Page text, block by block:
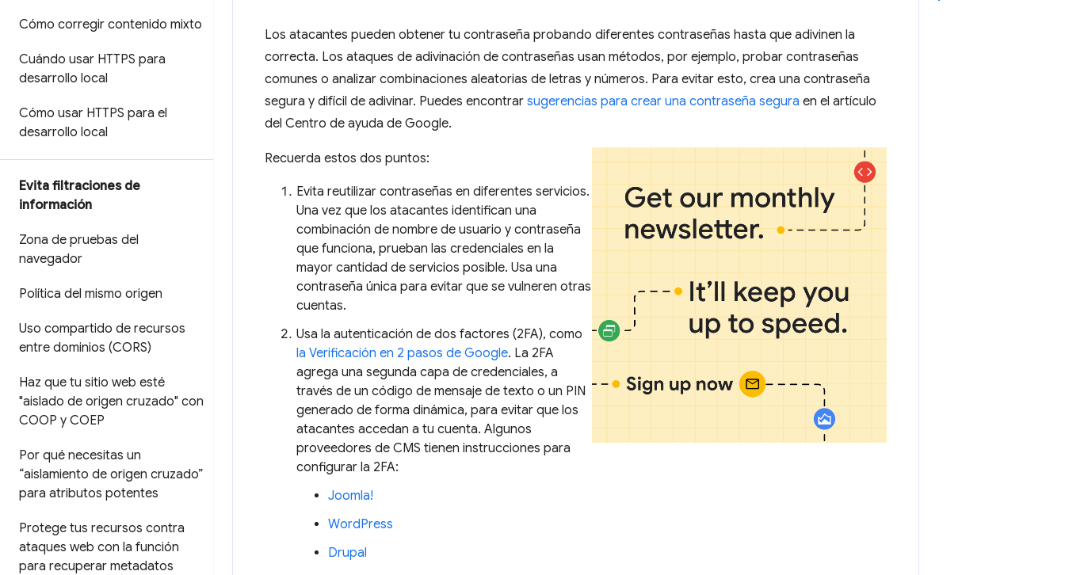
Cómo corregir contenido mixto
Cuándo usar HTTPS para
desarrollo local
Cómo usar HTTPS para el
desarrollo local
Evita filtraciones de
información
Zona de pruebas del
navegador
Política del mismo origen
Uso compartido de recursos
entre dominios (CORS)
Haz que tu sitio web esté
"aislado de origen cruzado" con
COOP y COEP
Por qué necesitas un
“aislamiento de origen cruzado”
para atributos potentes
Protege tus recursos contra
ataques web con la función
para recuperar metadatos
Los atacantes pueden obtener tu contraseña probando diferentes contraseñas hasta que adivinen la
correcta. Los ataques de adivinación de contraseñas usan métodos, por ejemplo, probar contraseñas
comunes o analizar combinaciones aleatorias de letras y números. Para evitar esto, crea una contraseña
segura y difícil de adivinar. Puedes encontrar sugerencias para crear una contraseña segura en el artículo
del Centro de ayuda de Google.
Recuerda estos dos puntos:
Evita reutilizar contraseñas en diferentes servicios.
Una vez que los atacantes identifican una
combinación de nombre de usuario y contraseña
que funciona, prueban las credenciales en la
mayor cantidad de servicios posible. Usa una
contraseña única para evitar que se vulneren otras
cuentas.
Usa la autenticación de dos factores (2FA), como
la Verificación en 2 pasos de Google. La 2FA
agrega una segunda capa de credenciales, a
través de un código de mensaje de texto o un PIN
generado de forma dinámica, para evitar que los
atacantes accedan a tu cuenta. Algunos
proveedores de CMS tienen instrucciones para
configurar la 2FA:
Joomla!
WordPress
Drupal